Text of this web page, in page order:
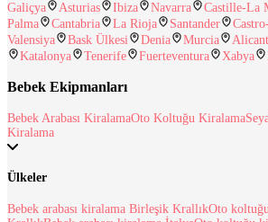
Galiçya
Asturias Ibiza Navarra Castille-La
Palma
Cantabria La Rioja Santander
Valensiya
Bask Ülkesi Denia Murcia
Katalonya
Tenerife Fuerteventura Xabya
Bebek Ekipmanları
Bebek Arabası KiralamaOto Koltuğu Kiralama
Kiralama
Ülkeler
Bebek arabası kiralama Birleşik KrallıkOto